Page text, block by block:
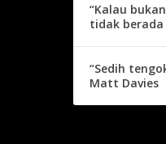
“Kalau
tidak
“Sedih
Matt Davies